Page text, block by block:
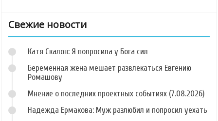
Свежие новости
Катя Скалон: Я попросила у Бога сил
Беременная жена мешает развлекаться Евгению
Ромашову
Мнение о последних проектных событиях (7.08.2026)
Надежда Ермакова: Муж разлюбил и попросил уехать